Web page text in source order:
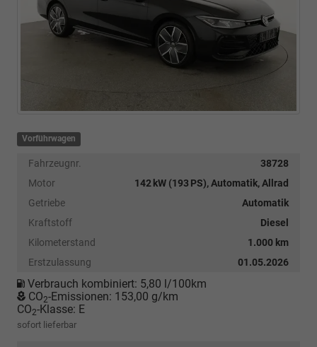
Vorführwagen
Fahrzeugnr.
38728
Motor
142 kW (193 PS), Automatik, Allrad
Getriebe
Automatik
Kraftstoff
Diesel
Kilometerstand
1.000 km
Erstzulassung
01.05.2026
Verbrauch kombiniert: 5,80 l/100km
CO2-Emissionen: 153,00 g/km
CO2-Klasse: E
sofort lieferbar